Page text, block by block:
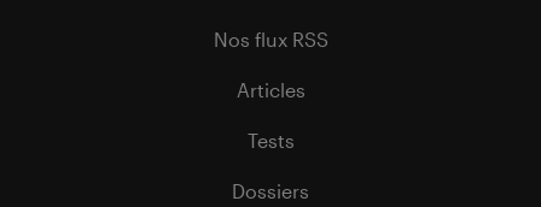
Nos flux RSS
Articles
Tests
Dossiers